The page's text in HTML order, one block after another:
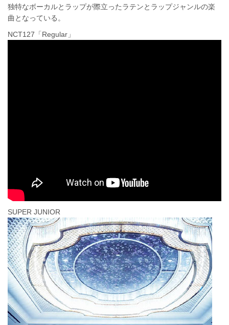
独特なボーカルとラップが際立ったラテンとラップジャンルの楽
曲となっている。
NCT127「Regular」
SUPER JUNIOR